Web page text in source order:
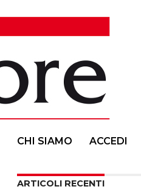
CHI SIAMO ACCEDI
ARTICOLI RECENTI